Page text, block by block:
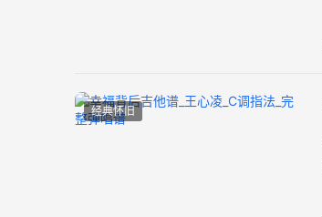
经典怀旧